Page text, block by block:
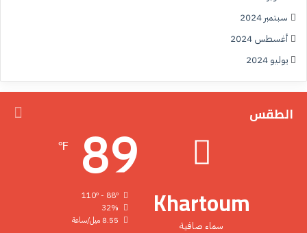
سبتمبر 2024
أغسطس 2024
يوليو 2024
الطقس
Khartoum
سماء صافية
89
℉
110º - 88º
32%
8.55 ميل/ساعة